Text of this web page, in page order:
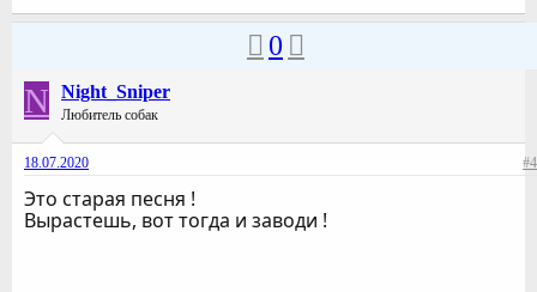
0
N Night_Sniper
Любитель собак
18.07.2020 #4
Это старая песня !
Вырастешь, вот тогда и заводи !